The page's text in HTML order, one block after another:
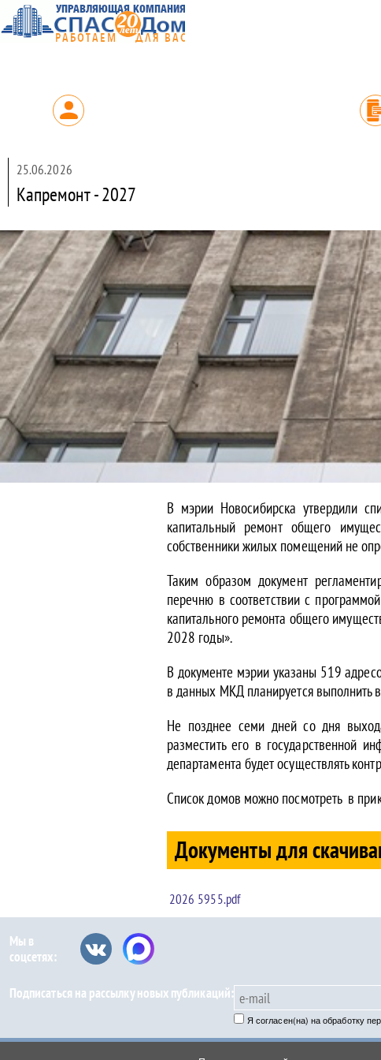
25.06.2026
Капремонт - 2027
В мэрии Новосибирска утвердили
капитальный ремонт общего
собственники жилых помещений не
Таким образом документ
перечню в соответствии с
капитального ремонта общего
2028 годы».
В документе мэрии указаны 519
в данных МКД планируется выполнить
Не позднее семи дней со дня
разместить его в государственной
департамента будет осуществлять
Список домов можно посмотреть в
Документы для
2026 5955.pdf
Мы в
соцсетях:
Подписаться на рассылку новых публикаций:
Я согласен(на) на обработку